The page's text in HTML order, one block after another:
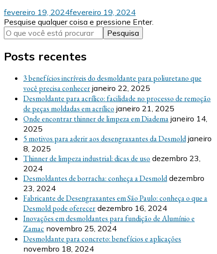
fevereiro 19, 2024fevereiro 19, 2024
Procurando
algo?
Pesquise qualquer coisa e pressione Enter.
Posts recentes
3 benefícios incríveis do desmoldante para poliuretano que
você precisa conhecer janeiro 22, 2025
Desmoldante para acrílico: facilidade no processo de remoção
de peças moldadas em acrílico janeiro 21, 2025
Onde encontrar thinner de limpeza em Diadema janeiro 14,
2025
5 motivos para aderir aos desengraxantes da Desmold janeiro
8, 2025
Thinner de limpeza industrial: dicas de uso dezembro 23,
2024
Desmoldantes de borracha: conheça a Desmold dezembro
23, 2024
Fabricante de Desengraxantes em São Paulo: conheça o que a
Desmold pode oferecer dezembro 16, 2024
Inovações em desmoldantes para fundição de Alumínio e
Zamac novembro 25, 2024
Desmoldante para concreto: benefícios e aplicações
novembro 18, 2024